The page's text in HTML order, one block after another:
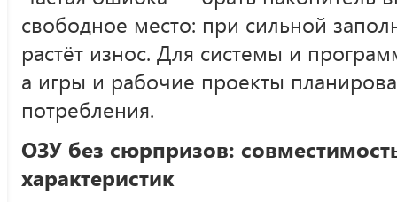
свободное место: при сильной
растёт износ. Для системы и
а игры и рабочие проекты
потребления.
ОЗУ без сюрпризов:
характеристик